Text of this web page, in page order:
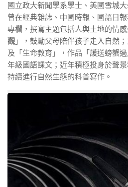
國立政大新聞學系學士、美國雪城
曾在經典雜誌、中國時報、國語日
專欄，撰寫主題包括人與土地的情感
觀 」，鼓勵父母陪伴孩子走入自然
及「生命教育」，作品「護送螃蟹
年級國語課文；近年積極投身於聲
持續進行自然生態的科普寫作。